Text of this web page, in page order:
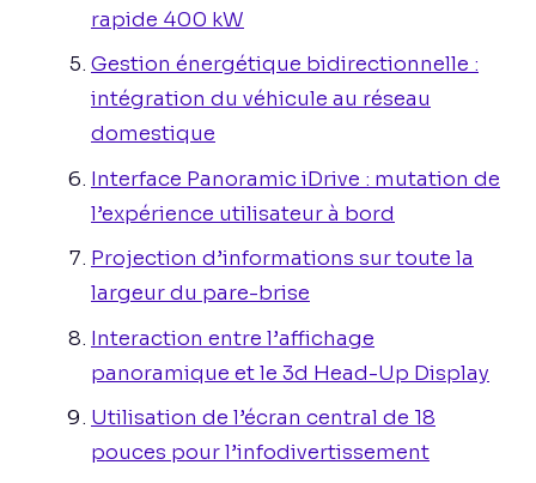
rapide 400 kW
Gestion énergétique bidirectionnelle :
intégration du véhicule au réseau
domestique
Interface Panoramic iDrive : mutation de
l’expérience utilisateur à bord
Projection d’informations sur toute la
largeur du pare-brise
Interaction entre l’affichage
panoramique et le 3d Head-Up Display
Utilisation de l’écran central de 18
pouces pour l’infodivertissement